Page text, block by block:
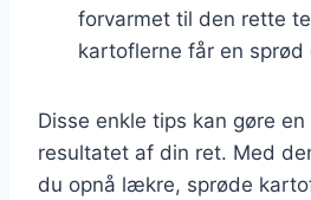
forvarmet til den rette
kartoflerne får en sprød
Disse enkle tips kan gøre
resultatet af din ret. Med
du opnå lækre, sprøde